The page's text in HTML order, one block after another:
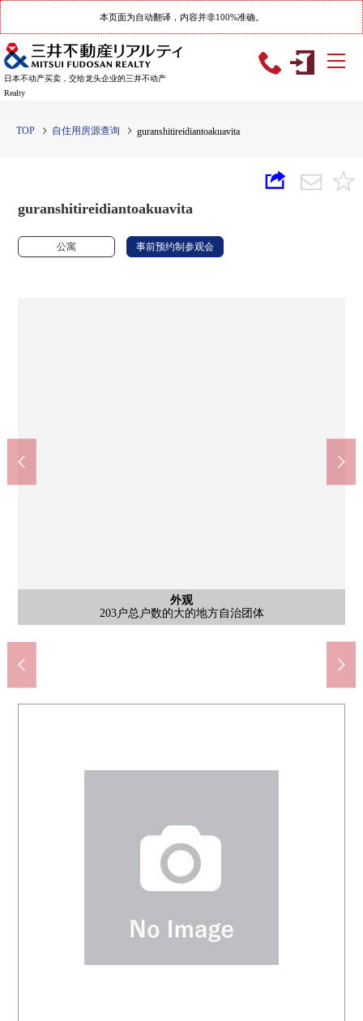
本页面为自动翻译，内容并非100%准确。
日本不动产买卖，交给龙头企业的三井不动产
Realty
TOP 自住用房源查询 guranshitireidiantoakuavita
guranshitireidiantoakuavita
公寓 事前预约制参观会
外观
203户总户数的大的地方自治团体
门口
门口
门口
门口
厨房
厨房
客厅
客厅
客厅
客厅
厨房
厨房
公共汽车
公共汽车
洗脸
洗脸
厕所
厕所
西式房间
约6张塌塌米西式房间
西式房间
约6张塌塌米西式房间
日式房间
日式房间
西式房间
约6张塌塌米西式房间(东南)
阳台
阳台面积约33.4平米的L字阳台
风景
阳光在来自阳台的风景东南、东北的住戸良好
风景
请看来自来自阳台的风景是非阳台的风景
风景
来自阳台的风景
入口
入口
入口
大厅入口
停车场
停车场
停车场
停车场
共有部分
自行车停放处
外观
外观
外观
外观
外观
外观
超市阿尔卑斯山大和田商店(约870m)
全家便利店八王子大和田町5丁目商店(约610m)
SUNDRUG Forest商城八王子大和田商店(约830m)
八王子市立第一中学(约1600m)